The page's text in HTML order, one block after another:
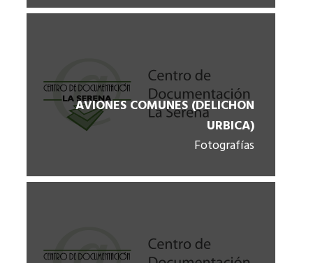
AVIONES COMUNES (DELICHON
URBICA)
Fotografías